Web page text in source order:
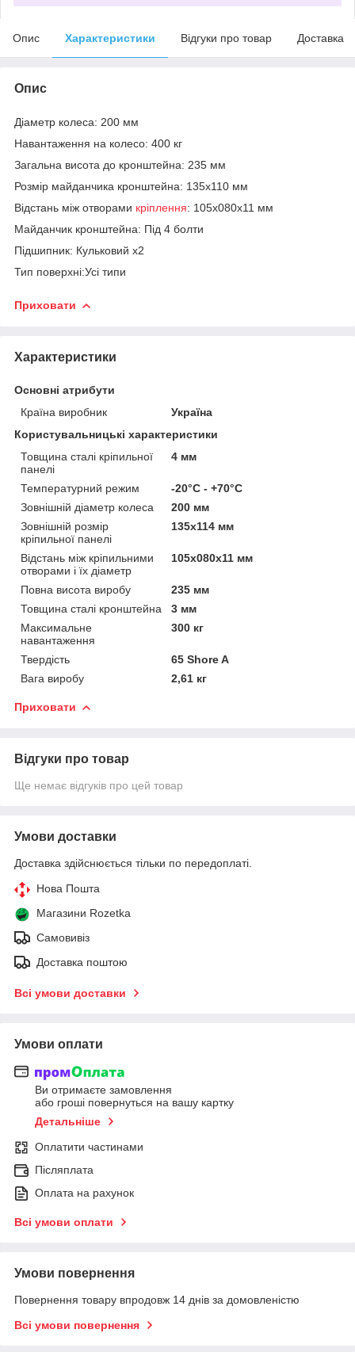
Опис Характеристики Відгуки про товар Доставка
Опис
Діаметр колеса: 200 мм
Навантаження на колесо: 400 кг
Загальна висота до кронштейна: 235 мм
Розмір майданчика кронштейна: 135х110 мм
Відстань між отворами кріплення: 105х080х11 мм
Майданчик кронштейна: Під 4 болти
Підшипник: Кульковий x2
Тип поверхні:Усі типи
Приховати
Характеристики
Основні атрибути
Країна виробник
Україна
Користувальницькі характеристики
Товщина сталі кріпильної
панелі
4 мм
Температурний режим
-20°C - +70°C
Зовнішній діаметр колеса
200 мм
Зовнішній розмір
кріпильної панелі
135x114 мм
Відстань між кріпильними
отворами і їх діаметр
105x080x11 мм
Повна висота виробу
235 мм
Товщина сталі кронштейна
3 мм
Максимальне
навантаження
300 кг
Твердість
65 Shore A
Вага виробу
2,61 кг
Приховати
Відгуки про товар
Ще немає відгуків про цей товар
Умови доставки
Доставка здійснюється тільки по передоплаті.
Нова Пошта
Магазини Rozetka
Самовивіз
Доставка поштою
Всі умови доставки
Умови оплати
Ви отримаєте замовлення
або гроші повернуться на вашу картку
Детальніше
Оплатити частинами
Післяплата
Оплата на рахунок
Всі умови оплати
Умови повернення
Повернення товару впродовж 14 днів за домовленістю
Всі умови повернення